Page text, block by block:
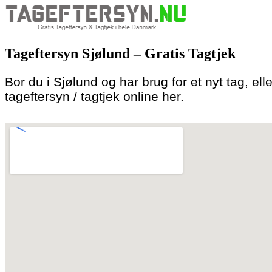
to
content
Tageftersyn Sjølund – Gratis Tagtjek
Bor du i Sjølund og har brug for et nyt tag,
tageftersyn / tagtjek online her.